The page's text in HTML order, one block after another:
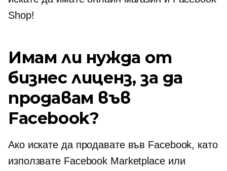
Shop!
Имам ли нужда от
бизнес лиценз, за ​​да
продавам във
Facebook?
Ако искате да продавате във Facebook, като
използвате Facebook Marketplace или